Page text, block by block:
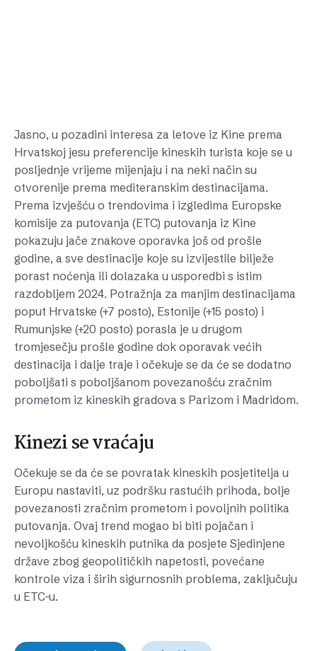
Jasno, u pozadini interesa za letove iz Kine prema
Hrvatskoj jesu preferencije kineskih turista koje se u
posljednje vrijeme mijenjaju i na neki način su
otvorenije prema mediteranskim destinacijama.
Prema izvješću o trendovima i izgledima Europske
komisije za putovanja (ETC) putovanja iz Kine
pokazuju jače znakove oporavka još od prošle
godine, a sve destinacije koje su izvijestile bilježe
porast noćenja ili dolazaka u usporedbi s istim
razdobljem 2024. Potražnja za manjim destinacijama
poput Hrvatske (+7 posto), Estonije (+15 posto) i
Rumunjske (+20 posto) porasla je u drugom
tromjesečju prošle godine dok oporavak većih
destinacija i dalje traje i očekuje se da će se dodatno
poboljšati s poboljšanom povezanošću zračnim
prometom iz kineskih gradova s ​​Parizom i Madridom.
Kinezi se vraćaju
Očekuje se da će se povratak kineskih posjetitelja u
Europu nastaviti, uz podršku rastućih prihoda, bolje
povezanosti zračnim prometom i povoljnih politika
putovanja. Ovaj trend mogao bi biti pojačan i
nevoljkošću kineskih putnika da posjete Sjedinjene
države zbog geopolitičkih napetosti, povećane
kontrole viza i širih sigurnosnih problema, zaključuju
u ETC-u.